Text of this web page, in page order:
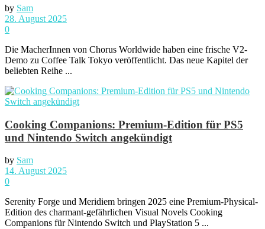
by Sam
28. August 2025
0
Die MacherInnen von Chorus Worldwide haben eine frische V2-
Demo zu Coffee Talk Tokyo veröffentlicht. Das neue Kapitel der
beliebten Reihe ...
Cooking Companions: Premium-Edition für PS5
und Nintendo Switch angekündigt
by Sam
14. August 2025
0
Serenity Forge und Meridiem bringen 2025 eine Premium-Physical-
Edition des charmant-gefährlichen Visual Novels Cooking
Companions für Nintendo Switch und PlayStation 5 ...